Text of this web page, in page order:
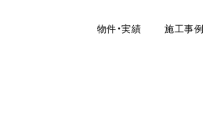
物件・実績 施工事例